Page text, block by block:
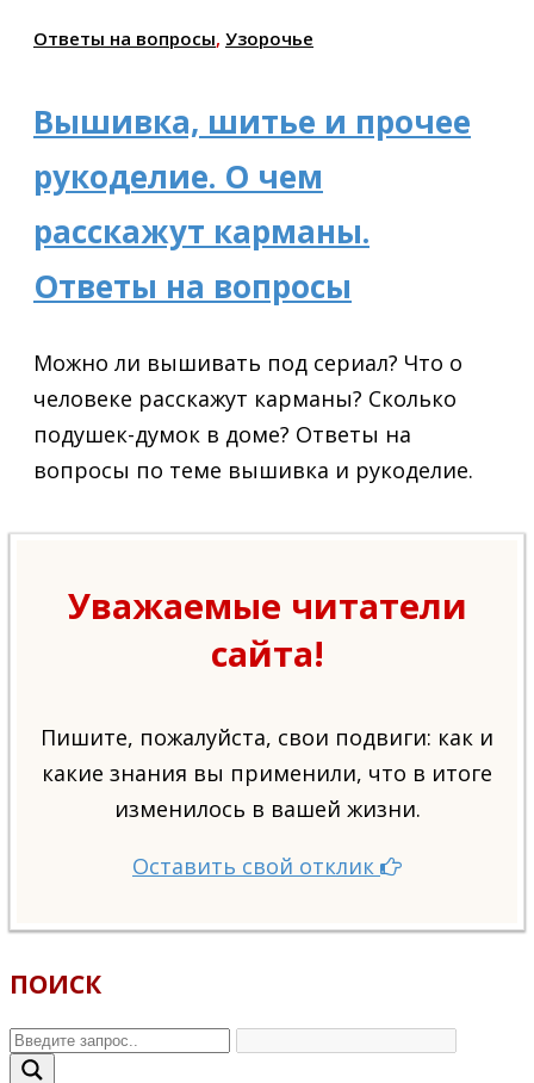
Ответы на вопросы, Узорочье
Вышивка, шитье и прочее
рукоделие. О чем
расскажут карманы.
Ответы на вопросы
Можно ли вышивать под сериал? Что о
человеке расскажут карманы? Сколько
подушек-думок в доме? Ответы на
вопросы по теме вышивка и рукоделие.
Уважаемые читатели
сайта!
Пишите, пожалуйста, свои подвиги: как и
какие знания вы применили, что в итоге
изменилось в вашей жизни.
Оставить свой отклик
ПОИСК